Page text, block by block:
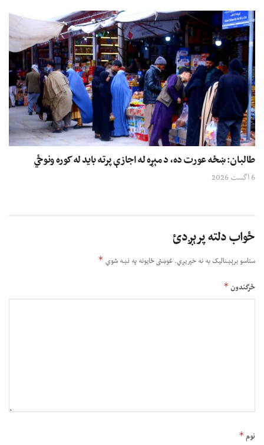
طالبان: ښځه عورت ده، د مېړه له اجازې پرته باید له کوره ونوځي
6 اگست 2026
ځواب دلته پرېږدئ
ستاسو برېښناليک به نه خپريږي.غوښتى ځایونه په نښه شوي *
څرگندون*
نوم*